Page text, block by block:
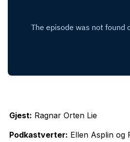
Gjest: Ragnar Orten Lie
Podkastverter: Ellen Asplin og